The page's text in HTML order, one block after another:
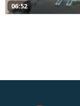
06:52